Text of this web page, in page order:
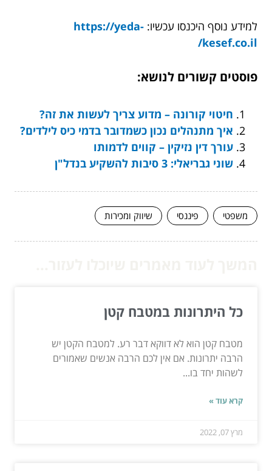
למידע נוסף היכנסו עכשיו: https://yeda-
kesef.co.il/
פוסטים קשורים לנושא:
חיטוי קורונה – מדוע צריך לעשות את זה?
איך מתנהלים נכון כשמדובר בדמי כיס לילדים?
עורך דין נזיקין – קווים לדמותו
שוני גבריאלי: 3 סיבות להשקיע בנדל"ן
משפטי פיננסי שיווק ומכירות
כל היתרונות במטבח קטן
מטבח קטן הוא לא דווקא דבר רע. למטבח הקטן יש
הרבה יתרונות. אם אין לכם הרבה אנשים שאמורים
לשהות יחד בו...
קרא עוד »
מרץ 07, 2022